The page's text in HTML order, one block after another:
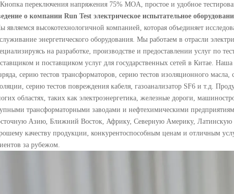
переключения напряжения 75% MOA, простое и удобное
о компании Run Test электрическое испытательное
являемся высокотехнологичной компанией, которая объединяет
энергетического оборудования. Мы работаем в отрасли
на разработке, производстве и предоставлении услуг по
и поставщиком услуг для государственных сетей в Китае. Наша
серию тестов трансформаторов, серию тестов изоляционного
серию тестов повреждения кабеля, газоанализатор SF6 и т.д.
областях, таких как электроэнергетика, железные дороги,
трансформаторными заводами и нефтехимическими
Азию, Ближний Восток, Африку, Северную Америку, Латинскую
качеству продукции, конкурентоспособным ценам и отличным
за рубежом.